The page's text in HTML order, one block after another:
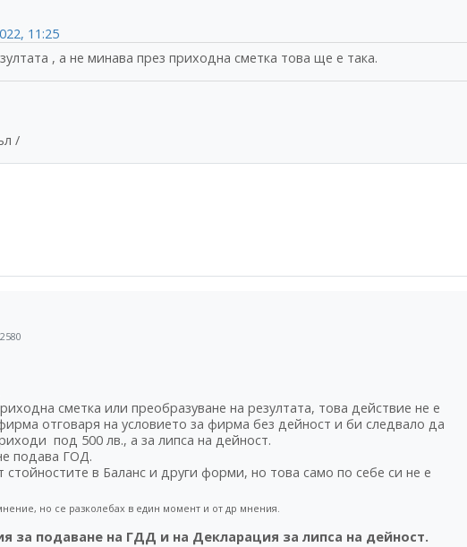
11:25
, а не минава през приходна сметка това ще е така.
/
2580
сметка или преобразуване на резултата, това действие не е
отговаря на условието за фирма без дейност и би следвало да
под 500 лв., а за липса на дейност.
подава ГОД.
в Баланс и други форми, но това само по себе си не е
но се разколебах в един момент и от др мнения.
за подаване на ГДД и на Декларация за липса на дейност.